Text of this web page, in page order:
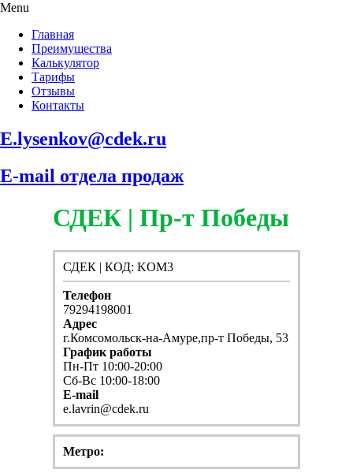
Menu
Главная
Преимущества
Калькулятор
Тарифы
Отзывы
Контакты
E.lysenkov@cdek.ru
E-mail отдела продаж
СДЕК | Пр-т Победы
СДЕК | КОД: KOM3
Телефон
79294198001
Адрес
г.Комсомольск-на-Амуре,пр-т Победы, 53
График работы
Пн-Пт 10:00-20:00
Сб-Вс 10:00-18:00
E-mail
e.lavrin@cdek.ru
Метро: